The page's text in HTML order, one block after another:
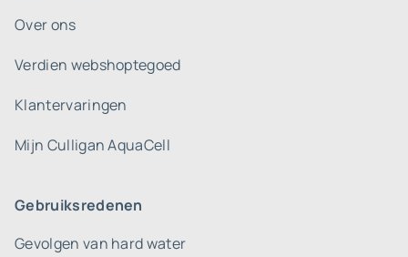
Over ons
Verdien webshoptegoed
Klantervaringen
Mijn Culligan AquaCell
Gebruiksredenen
Gevolgen van hard water